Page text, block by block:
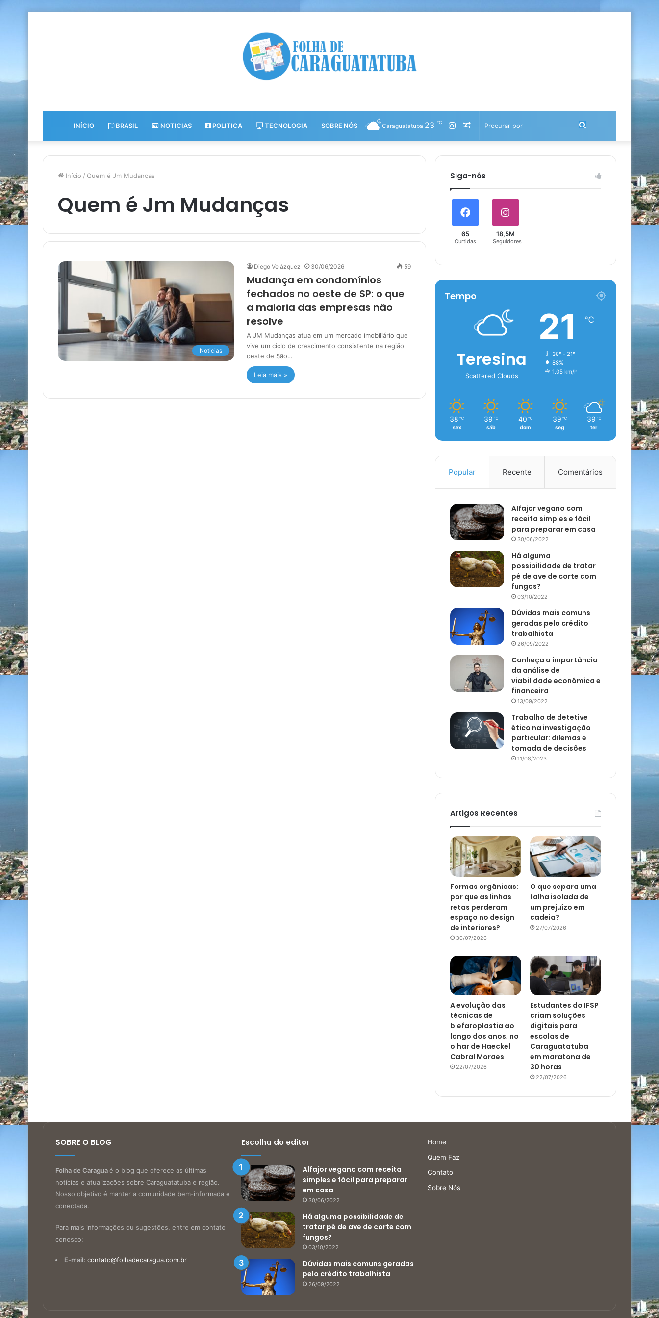
INÍCIO BRASIL NOTICIAS POLITICA TECNOLOGIA SOBRE NÓS
por
Artigo
aleatório
Instagram
Caraguatatuba 23 ℃
Início / Quem é Jm Mudanças
Quem é Jm Mudanças
Noticias
Diego Velázquez 30/06/2026 59
Mudança em condomínios
fechados no oeste de SP: o que
a maioria das empresas não
resolve
A JM Mudanças atua em um mercado imobiliário que
vive um ciclo de crescimento consistente na região
oeste de São…
Leia mais »
Siga-nós
65
Curtidas
18,5M
Seguidores
Tempo
Teresina
Scattered Clouds
21 ℃
38º - 21º
88%
1.05 km/h
38 ℃
sex
39 ℃
sáb
40 ℃
dom
39 ℃
seg
39 ℃
ter
Popular Recente Comentários
Alfajor vegano com
receita simples e fácil
para preparar em casa
30/06/2022
Há alguma
possibilidade de tratar
pé de ave de corte com
fungos?
03/10/2022
Dúvidas mais comuns
geradas pelo crédito
trabalhista
26/09/2022
Conheça a importância
da análise de
viabilidade econômica e
financeira
13/09/2022
Trabalho de detetive
ético na investigação
particular: dilemas e
tomada de decisões
11/08/2023
Artigos Recentes
Formas orgânicas:
por que as linhas
retas perderam
espaço no design
de interiores?
30/07/2026
O que separa uma
falha isolada de
um prejuízo em
cadeia?
27/07/2026
A evolução das
técnicas de
blefaroplastia ao
longo dos anos, no
olhar de Haeckel
Cabral Moraes
22/07/2026
Estudantes do IFSP
criam soluções
digitais para
escolas de
Caraguatatuba
em maratona de
30 horas
22/07/2026
SOBRE O BLOG
Folha de Caraguaé o blog que oferece as últimas
notícias e atualizações sobre Caraguatatuba e região.
Nosso objetivo é manter a comunidade bem-informada e
conectada.
Para mais informações ou sugestões, entre em contato
conosco:
E-mail: contato@folhadecaragua.com.br
Escolha do editor
Alfajor vegano com receita
simples e fácil para preparar
em casa
30/06/2022
Há alguma possibilidade de
tratar pé de ave de corte com
fungos?
03/10/2022
Dúvidas mais comuns geradas
pelo crédito trabalhista
26/09/2022
Home
Quem Faz
Contato
Sobre Nós